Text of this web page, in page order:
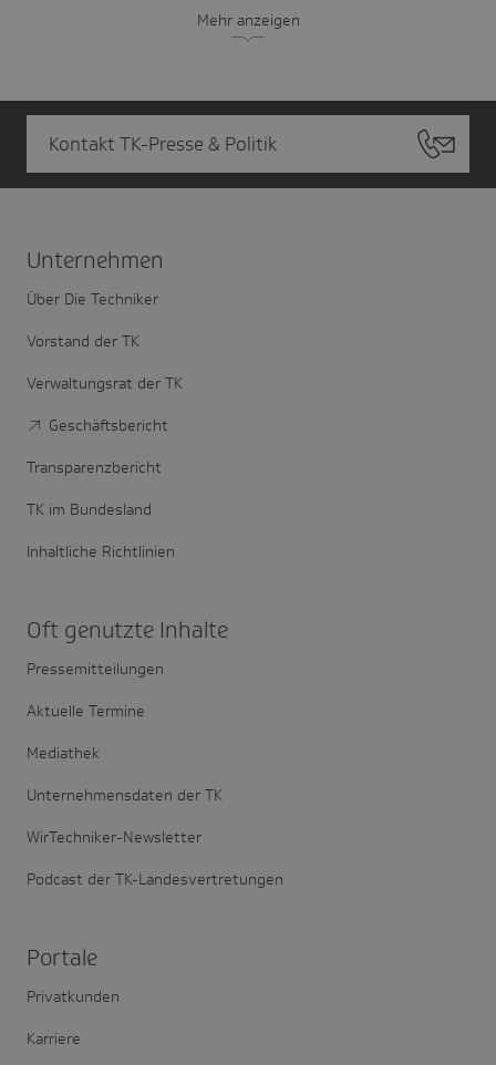
Mehr anzeigen
Kontakt TK-Presse & Politik
Unter­nehmen
Über Die Techniker
Vorstand der TK
Verwaltungsrat der TK
Geschäftsbericht
Transparenzbericht
TK im Bundesland
Inhaltliche Richtlinien
Oft genutzte Inhalte
Pressemitteilungen
Aktuelle Termine
Mediathek
Unternehmensdaten der TK
WirTechniker-Newsletter
Podcast der TK-Landesvertretungen
Portale
Privatkunden
Karriere